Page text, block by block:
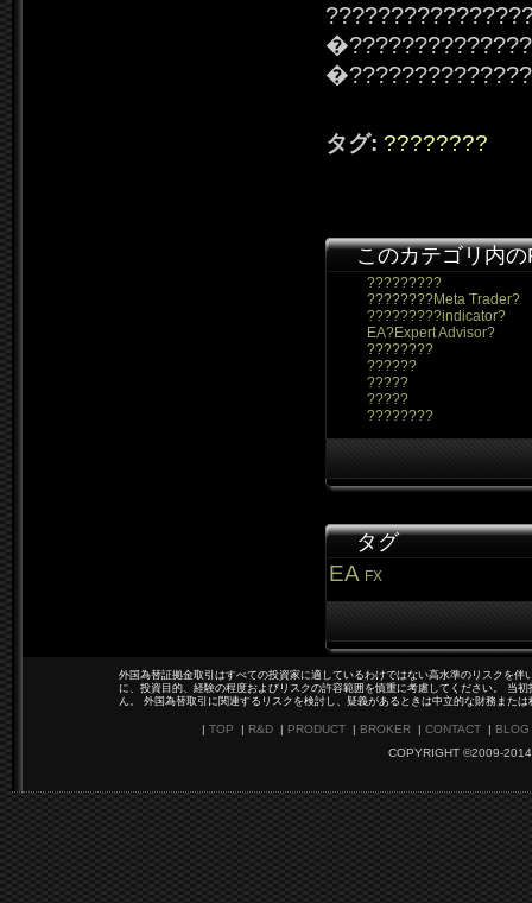
タグ: ????????
このカテゴリ内
?????????
????????Meta Trader?
?????????indicator?
EA?Expert Advisor?
????????
??????
?????
?????
????????
タグ
EA FX
外国為替証拠金取引はすべての投資家に適しているわけではない高水準のリスクを
に、投資目的、経験の程度およびリスクの許容範囲を慎重に考慮してください。 当
ん。 外国為替取引に関連するリスクを検討し、疑義があるときは中立的な財務また
| TOP | R&D| PRODUCT| BROKER| CONTACT| BLOG
COPYRIGHT ©2009-